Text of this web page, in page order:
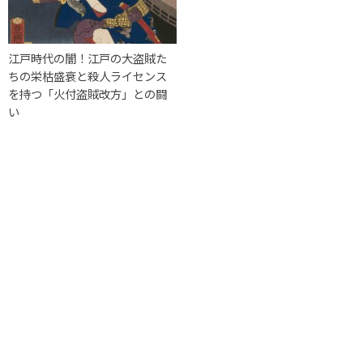
江戸時代の闇！江戸の大盗賊た
ちの栄枯盛衰と殺人ライセンス
を持つ「火付盗賊改方」との闘
い